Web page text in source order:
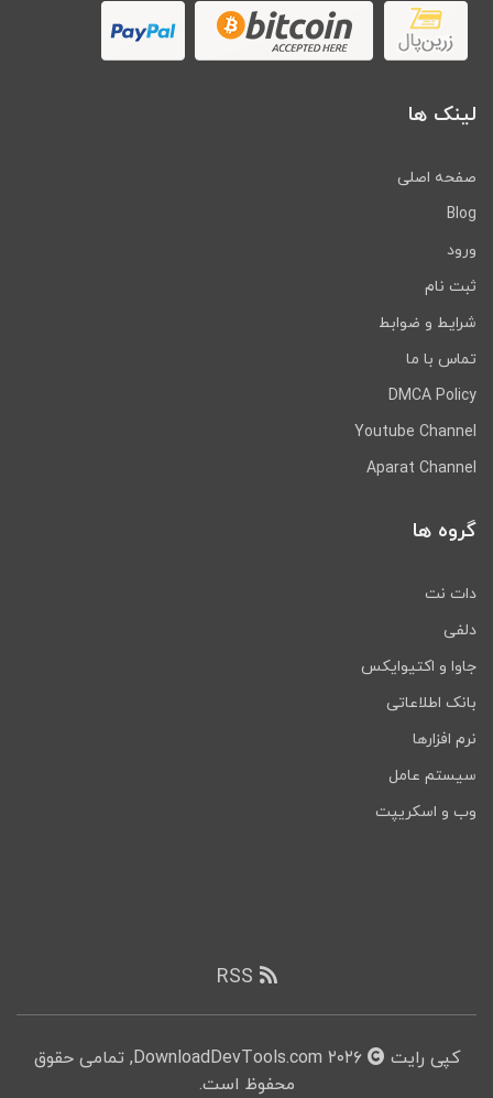
لینک ها
صفحه اصلی
Blog
ورود
ثبت نام
شرایط و ضوابط
تماس با ما
DMCA Policy
Youtube Channel
Aparat Channel
گروه ها
دات نت
دلفی
جاوا و اکتیوایکس
بانک اطلاعاتی
نرم افزارها
سیستم عامل
وب و اسکریپت
کپی رایت
۲۰۲۶ DownloadDevTools.com, تمامی حقوق
محفوظ است.